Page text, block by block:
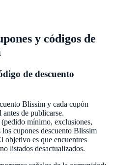
y códigos de
de descuento
Blissim y cada cupón
de publicarse.
mínimo, exclusiones,
cupones descuento Blissim
objetivo es que encuentres
listados desactualizados.